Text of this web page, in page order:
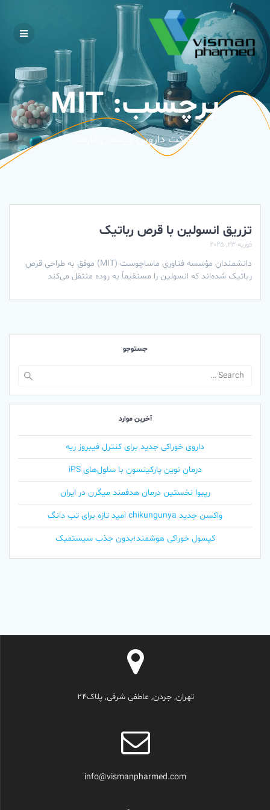
Skip
برچسب:MIT
شرکت دارویی ویسمن فارمد
تزریق انسولین با قرص رباتیک
فوریه 23, 2025
دانشمندان مؤسسه فناوری ماساچوست (MIT) موفق به طراحی قرص
رباتیک شده‌اند که انسولین را مستقیماً به روده منتقل می‌کند
جستوجو
آخرین موارد
داروی خوراکی جدید برای کنترل فیبروز ریه
درمان نوین پارکینسون با سلول‌های iPS
رپیوا نخستین درمان هدفمند میگرن در ایران
واکسن جدید chikungunya امید تازه برای تب دانگ
کپسول خوراکی هوشمند؛بدون جذب سیستمیک
تهران, جردن, عاطفی شرقی, پلاک24
info@vismanpharmed.com